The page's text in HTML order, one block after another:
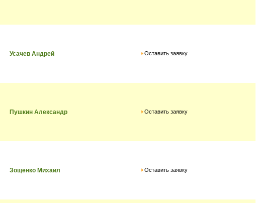
Усачев Андрей Оставить заявку
Пушкин Александр Оставить заявку
Зощенко Михаил Оставить заявку